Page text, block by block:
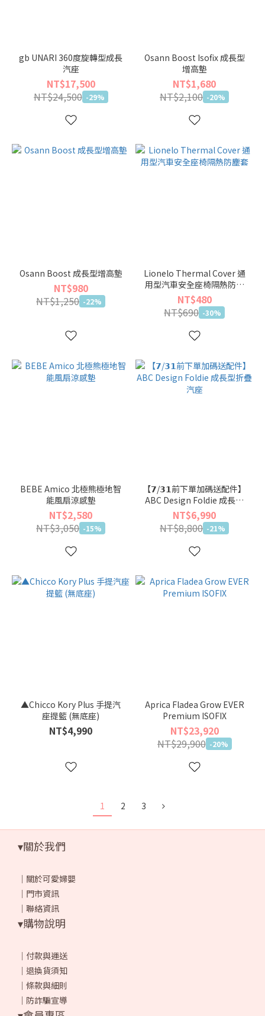
gb UNARI 360度旋轉型成長
汽座
NT$17,500
NT$24,500 -29%
Osann Boost Isofix 成長型
增高墊
NT$1,680
NT$2,100 -20%
Osann Boost 成長型增高墊
NT$980
NT$1,250 -22%
Lionelo Thermal Cover 通
用型汽車安全座椅隔熱防塵
套
NT$480
NT$690 -30%
BEBE Amico 北極熊極地智
能風扇涼感墊
NT$2,580
NT$3,050 -15%
【𝟳/𝟯𝟭前下單加碼送配件】
ABC Design Foldie 成長型
折疊汽座
NT$6,990
NT$8,800 -21%
▲Chicco Kory Plus 手提汽
座提籃 (無底座)
NT$4,990
Aprica Fladea Grow EVER
Premium ISOFIX
NT$23,920
NT$29,900 -20%
1 2 3
▾關於我們
｜ 關於可愛婦嬰
｜ 門市資訊
｜ 聯絡資訊
▾購物說明
｜ 付款與運送
｜ 退換貨須知
｜ 條款與細則
｜ 防詐騙宣導